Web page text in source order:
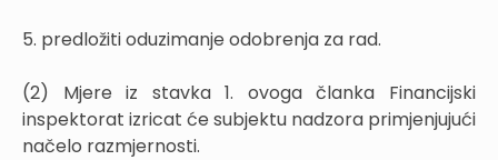
5. predložiti oduzimanje odobrenja za rad.
(2) Mjere iz stavka 1. ovoga članka Financijski
inspektorat izricat će subjektu nadzora primjenjujući
načelo razmjernosti.